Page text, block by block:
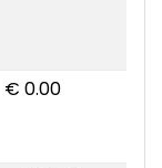
€ 0.00